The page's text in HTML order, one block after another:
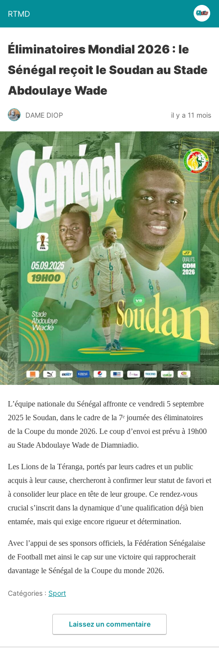
RTMD
Éliminatoires Mondial 2026 : le
Sénégal reçoit le Soudan au Stade
Abdoulaye Wade
DAME DIOP il y a 11 mois
L’équipe nationale du Sénégal affronte ce vendredi 5 septembre
2025 le Soudan, dans le cadre de la 7ᵉ journée des éliminatoires
de la Coupe du monde 2026. Le coup d’envoi est prévu à 19h00
au Stade Abdoulaye Wade de Diamniadio.
Les Lions de la Téranga, portés par leurs cadres et un public
acquis à leur cause, chercheront à confirmer leur statut de favori et
à consolider leur place en tête de leur groupe. Ce rendez-vous
crucial s’inscrit dans la dynamique d’une qualification déjà bien
entamée, mais qui exige encore rigueur et détermination.
Avec l’appui de ses sponsors officiels, la Fédération Sénégalaise
de Football met ainsi le cap sur une victoire qui rapprocherait
davantage le Sénégal de la Coupe du monde 2026.
Catégories : Sport
Laissez un commentaire